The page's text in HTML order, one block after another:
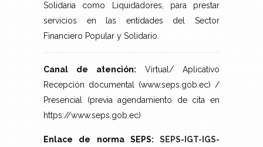
Solidaria como Liquidadores, para prestar
servicios en las entidades del Sector
Financiero Popular y Solidario.
Canal de atención: Virtual/ Aplicativo
Recepción documental (www.seps.gob.ec) /
Presencial (previa agendamiento de cita en
https://www.seps.gob.ec)
Enlace de norma SEPS: SEPS-IGT-IGS-